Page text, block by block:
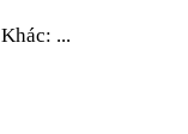
Khác: ...